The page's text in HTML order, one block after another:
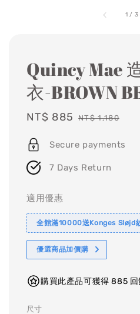
1 / 3
Quincy Mae
衣-BROWN
Sale
NT$ 885 Regular
NT$ 1,180
Secure payments
7 Days Return
適用優惠
全館滿10000送Konges Sløjd
優選商品加價購
購買此產品可獲得 885
尺寸